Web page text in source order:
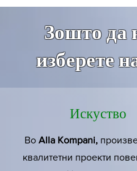
Зошто да
изберете
Искуство
Во Alla Kompani,
квалитетни проекти